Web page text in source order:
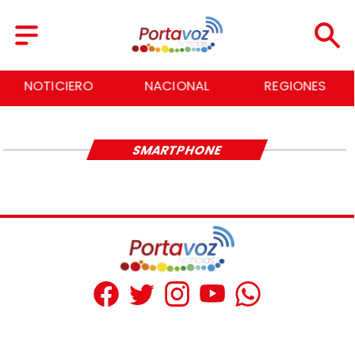
NOTICIERO NACIONAL REGIONES
SMARTPHONE